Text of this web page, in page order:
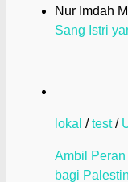
Nur Imdah
Sang Istri
lokal /test/
Ambil
bagi